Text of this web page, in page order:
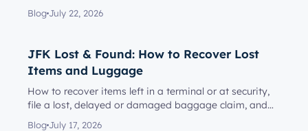
Terminal 5, l...
Blog July 22, 2026
JFK Lost & Found: How to Recover Lost
Items and Luggage
How to recover items left in a terminal or at security,
file a lost, delayed or damaged baggage claim, and
reach the rig...
Blog July 17, 2026